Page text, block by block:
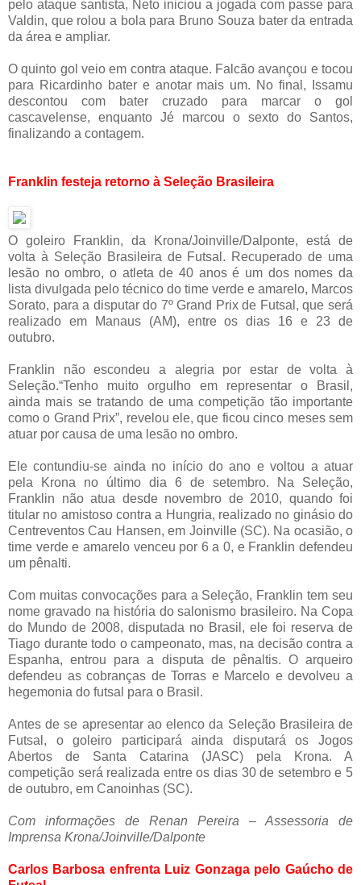
pelo ataque santista, Neto iniciou a jogada com passe para
Valdin, que rolou a bola para Bruno Souza bater da entrada
da área e ampliar.
O quinto gol veio em contra ataque. Falcão avançou e tocou
para Ricardinho bater e anotar mais um. No final, Issamu
descontou com bater cruzado para marcar o gol
cascavelense, enquanto Jé marcou o sexto do Santos,
finalizando a contagem.
Franklin festeja retorno à Seleção Brasileira
O goleiro Franklin, da Krona/Joinville/Dalponte, está de
volta à Seleção Brasileira de Futsal. Recuperado de uma
lesão no ombro, o atleta de 40 anos é um dos nomes da
lista divulgada pelo técnico do time verde e amarelo, Marcos
Sorato, para a disputar do 7º Grand Prix de Futsal, que será
realizado em Manaus (AM), entre os dias 16 e 23 de
outubro.
Franklin não escondeu a alegria por estar de volta à
Seleção.“Tenho muito orgulho em representar o Brasil,
ainda mais se tratando de uma competição tão importante
como o Grand Prix”, revelou ele, que ficou cinco meses sem
atuar por causa de uma lesão no ombro.
Ele contundiu-se ainda no início do ano e voltou a atuar
pela Krona no último dia 6 de setembro. Na Seleção,
Franklin não atua desde novembro de 2010, quando foi
titular no amistoso contra a Hungria, realizado no ginásio do
Centreventos Cau Hansen, em Joinville (SC). Na ocasião, o
time verde e amarelo venceu por 6 a 0, e Franklin defendeu
um pênalti.
Com muitas convocações para a Seleção, Franklin tem seu
nome gravado na história do salonismo brasileiro. Na Copa
do Mundo de 2008, disputada no Brasil, ele foi reserva de
Tiago durante todo o campeonato, mas, na decisão contra a
Espanha, entrou para a disputa de pênaltis. O arqueiro
defendeu as cobranças de Torras e Marcelo e devolveu a
hegemonia do futsal para o Brasil.
Antes de se apresentar ao elenco da Seleção Brasileira de
Futsal, o goleiro participará ainda disputará os Jogos
Abertos de Santa Catarina (JASC) pela Krona. A
competição será realizada entre os dias 30 de setembro e 5
de outubro, em Canoinhas (SC).
Com informações de Renan Pereira – Assessoria de
Imprensa Krona/Joinville/Dalponte
Carlos Barbosa enfrenta Luiz Gonzaga pelo Gaúcho de